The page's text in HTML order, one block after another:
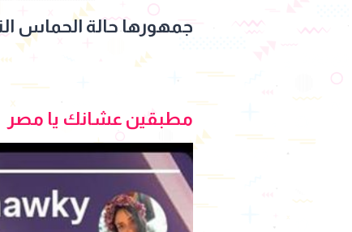
جمهورها حالة الحماس
مطبقين عشانك يا مصر